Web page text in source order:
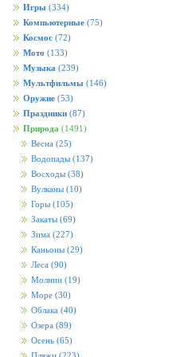
Игры (334)
Компьютерные (75)
Космос (72)
Мото (133)
Музыка (239)
Мультфильмы (146)
Оружие (53)
Праздники (87)
Природа (1491)
Весна (25)
Водопады (137)
Восходы (38)
Вулканы (10)
Горы (105)
Закаты (69)
Зима (227)
Каньоны (29)
Леса (90)
Молнии (19)
Море (30)
Облака (40)
Озера (89)
Осень (65)